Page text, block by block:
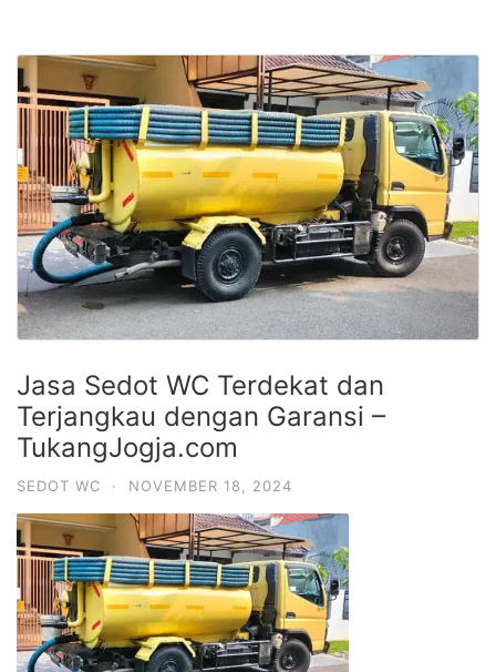
Jasa Sedot WC Terdekat dan
Terjangkau dengan Garansi –
TukangJogja.com
SEDOT WC · NOVEMBER 18, 2024